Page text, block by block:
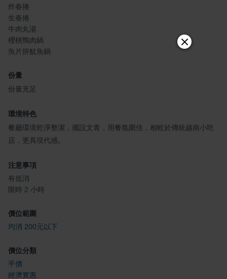
炸春捲
生春捲
牛肉丸湯
櫻桃鴨肉鍋
魚片拚魷魚鍋
份量
份量充足
環境特色
餐廳環境乾淨整潔，擺設文青，用餐氛圍佳，相較於傳統越南小吃
店，更具現代感。
注意事項
有低消
限時 2 小時
價位範圍
均消 200元以下
價位分類
平價
經濟實惠